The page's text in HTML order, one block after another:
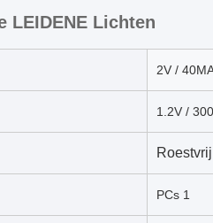
LEIDENE Lichten
2V /
1.2V /
PCs 1